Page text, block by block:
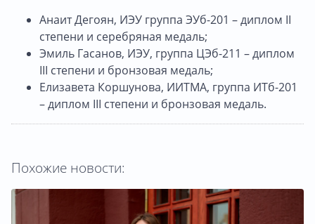
Анаит Дегоян, ИЭУ группа ЭУб-201 – диплом II
степени и серебряная медаль;
Эмиль Гасанов, ИЭУ, группа ЦЭб-211 – диплом
III степени и бронзовая медаль;
Елизавета Коршунова, ИИТМА, группа ИТб-201
– диплом III степени и бронзовая медаль.
Похожие новости: